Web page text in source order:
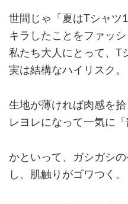
世間じゃ「夏はTシャツ
キラしたことをファッ
私たち大人にとって、T
実は結構なハイリスク。
生地が薄ければ肉感を
レヨレになって一気に
かといって、ガシガシ
し、肌触りがゴワつく。